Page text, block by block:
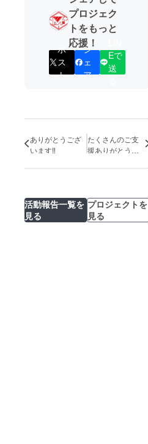
プロジェク
トをもっと
応援！
ポ
ス
ト
シ
ェ
ア
Eで
送
ありがとうござ
います‼︎
たくさんのご支
援ありがとうご
活動報告一覧を
見る
プロジェクトを
見る